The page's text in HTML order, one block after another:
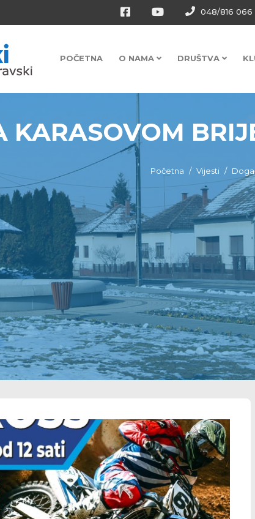
048/816 066
POČETNA O NAMA DRUŠTVA
KARASOVOM
Početna Vijesti